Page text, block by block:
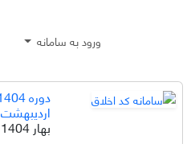
ورود به سامانه
اردیبهشت
بهار 1404